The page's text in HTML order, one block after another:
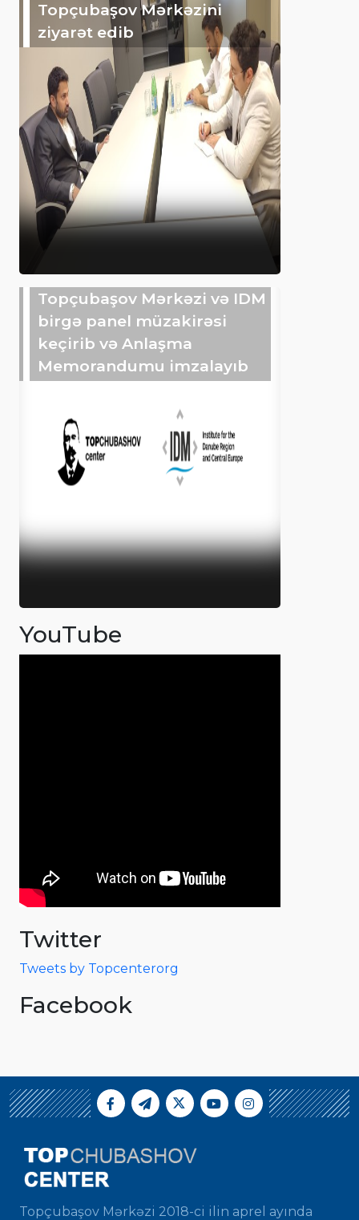
Topçubaşov Mərkəzini
ziyarət edib
Topçubaşov Mərkəzi və IDM
birgə panel müzakirəsi
keçirib və Anlaşma
Memorandumu imzalayıb
YouTube
Twitter
Tweets by Topcenterorg
Facebook
Topçubaşov Mərkəzi 2018-ci ilin aprel ayında